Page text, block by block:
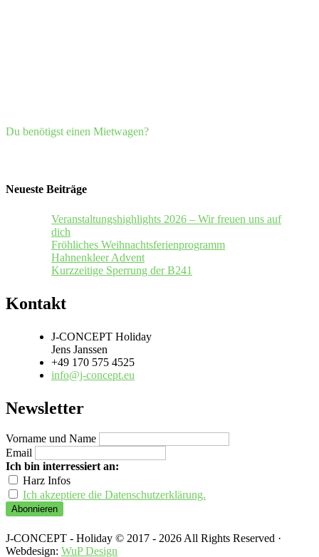
Du benötigst einen Mietwagen?
Neueste Beiträge
Veranstaltungshighlights 2026 – Wir freuen uns auf
dich
Fröhliches Weihnachtsferienprogramm
Hahnenkleer Advent
Kurzzeitige Sperrung der B241
Kontakt
J-CONCEPT Holiday
Jens Janssen
+49 170 575 4525
info@j-concept.eu
Newsletter
Vorname und Name
Email
Ich bin interressiert an:
Harz Infos
Ich akzeptiere die Datenschutzerklärung.
J-CONCEPT - Holiday © 2017 - 2026 All Rights Reserved ·
Webdesign: WuP Design